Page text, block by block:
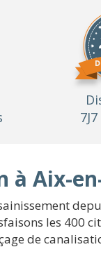
à Aix-
les 400
de